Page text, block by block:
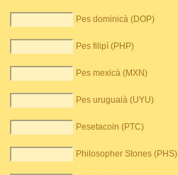
Pes dominicà (DOP)
Pes filipí (PHP)
Pes mexicà (MXN)
Pes uruguaià (UYU)
Pesetacoin (PTC)
Philosopher Stones (PHS)